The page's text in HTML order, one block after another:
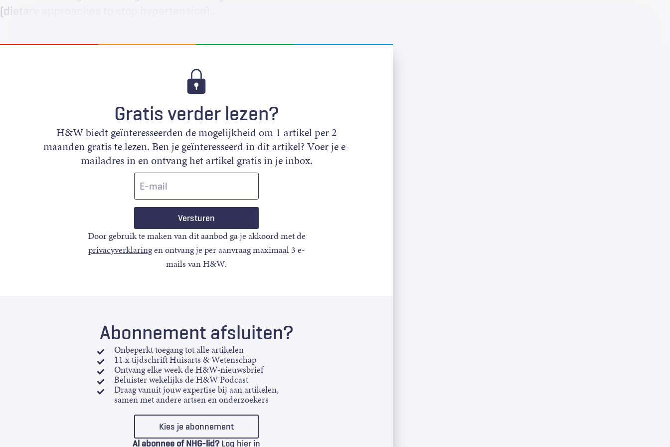
(dietary approaches to stop hypertension)…
Gratis verder lezen?
H&W biedt geïnteresseerden de mogelijkheid om 1 artikel per 2
maanden gratis te lezen. Ben je geïnteresseerd in dit artikel? Voer je e-
mailadres in en ontvang het artikel gratis in je inbox.
Door gebruik te maken van dit aanbod ga je akkoord met de
privacyverklaringen ontvang je per aanvraag maximaal 3 e-
mails van H&W.
Abonnement afsluiten?
Onbeperkt toegang tot alle artikelen
11 x tijdschrift Huisarts & Wetenschap
Ontvang elke week de H&W-nieuwsbrief
Beluister wekelijks de H&W Podcast
Draag vanuit jouw expertise bij aan artikelen,
samen met andere artsen en onderzoekers
Kies je abonnement
Al abonnee of NHG-lid? Log hier in